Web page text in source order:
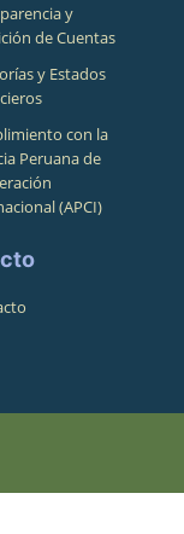
y
de Cuentas
y Estados
con la
Peruana de
(APCI)